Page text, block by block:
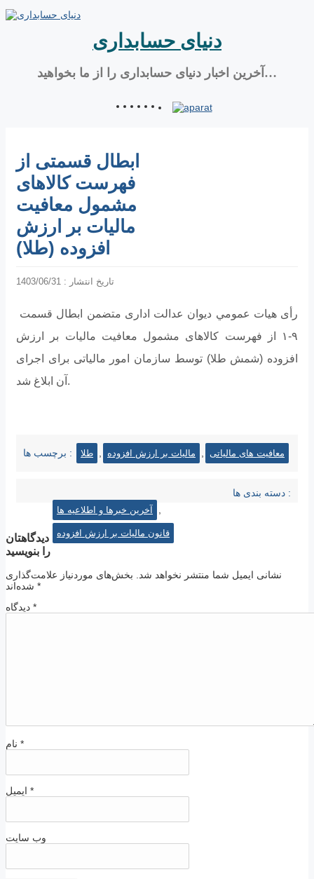
دنیای حسابداری
آخرین اخبار دنیای حسابداری را از ما بخواهید…
ابطال‌ قسمتی از
فهرست کالاهای
مشمول معافیت
مالیات بر ارزش
افزوده (طلا)
تاریخ انتشار : 1403/06/31
۹-۱ از فهرست کالاهای مشمول معافیت مالیات بر ارزش
افزوده (شمش طلا) توسط سازمان امور مالیاتی برای اجرای
آن ابلاغ شد.
برچسب ها : طلا مالیات بر ارزش افزوده معافیت های مالیاتی
دسته بندی ها :
آخرین خبرها و اطلاعیه ها
قانون مالیات بر ارزش افزوده
دیدگاهتان
را بنویسید
نشانی ایمیل شما منتشر نخواهد شد. بخش‌های موردنیاز علامت‌گذاری
*
*
*
*
وب‌ سایت